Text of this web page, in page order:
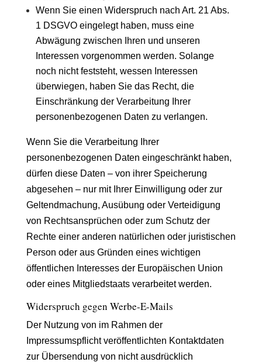
Wenn Sie einen Widerspruch nach Art. 21 Abs.
1 DSGVO eingelegt haben, muss eine
Abwägung zwischen Ihren und unseren
Interessen vorgenommen werden. Solange
noch nicht feststeht, wessen Interessen
überwiegen, haben Sie das Recht, die
Einschränkung der Verarbeitung Ihrer
personenbezogenen Daten zu verlangen.
Wenn Sie die Verarbeitung Ihrer
personenbezogenen Daten eingeschränkt haben,
dürfen diese Daten – von ihrer Speicherung
abgesehen – nur mit Ihrer Einwilligung oder zur
Geltendmachung, Ausübung oder Verteidigung
von Rechtsansprüchen oder zum Schutz der
Rechte einer anderen natürlichen oder juristischen
Person oder aus Gründen eines wichtigen
öffentlichen Interesses der Europäischen Union
oder eines Mitgliedstaats verarbeitet werden.
Widerspruch gegen Werbe-E-Mails
Der Nutzung von im Rahmen der
Impressumspflicht veröffentlichten Kontaktdaten
zur Übersendung von nicht ausdrücklich